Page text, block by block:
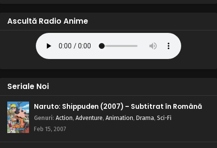
Ascultă Radio Anime
Seriale Noi
Naruto: Shippuden (2007) – Subtitrat în Română
Genuri: Action, Adventure, Animation, Drama, Sci-Fi
Feb 15, 2007